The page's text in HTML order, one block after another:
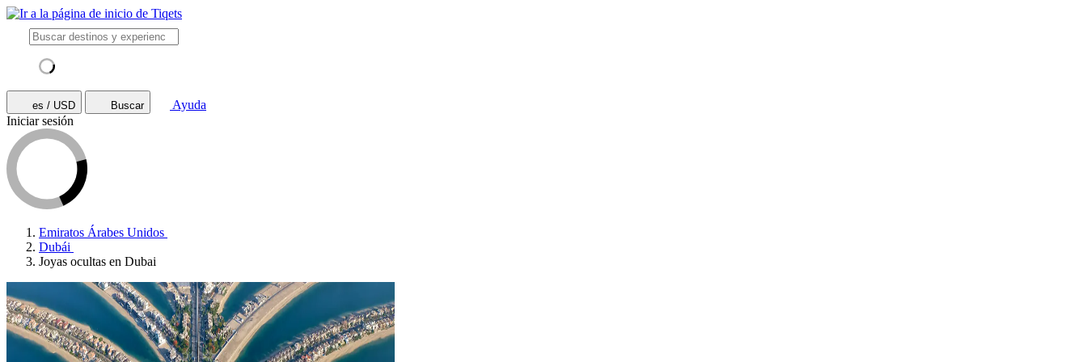
es / USD Buscar
Ayuda
Iniciar sesión
Emiratos Árabes Unidos
Dubái
Joyas ocultas en Dubai